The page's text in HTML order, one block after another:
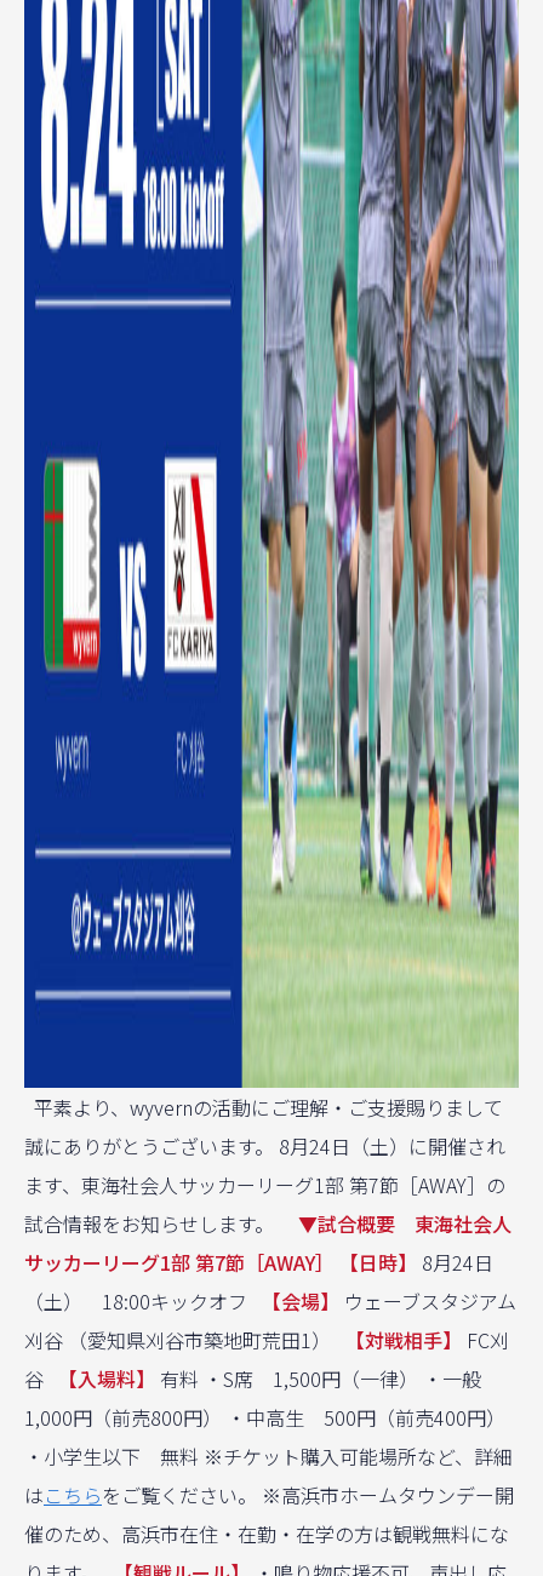
平素より、wyvernの活動にご理解・ご支援賜りまして
誠にありがとうございます。 8月24日（土）に開催され
ます、東海社会人サッカーリーグ1部 第7節［AWAY］の
試合情報をお知らせします。 ▼試合概要 東海社会人
サッカーリーグ1部 第7節［AWAY］
【日時】
8月24日
（土） 18:00キックオフ
【会場】
ウェーブスタジアム
刈谷 （愛知県刈谷市築地町荒田1）
【対戦相手】
FC刈
谷
【入場料】
有料 ・S席 1,500円（一律） ・一般
1,000円（前売800円） ・中高生 500円（前売400円）
・小学生以下 無料 ※チケット購入可能場所など、詳細
はこちらをご覧ください。 ※高浜市ホームタウンデー開
催のため、高浜市在住・在勤・在学の方は観戦無料にな